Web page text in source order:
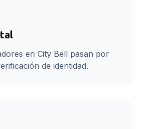
en City Bell pasan por
de identidad.